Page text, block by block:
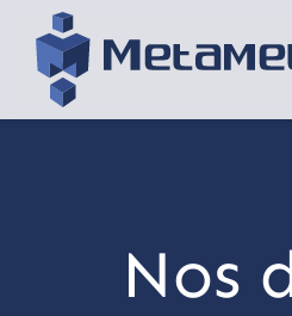
Nos